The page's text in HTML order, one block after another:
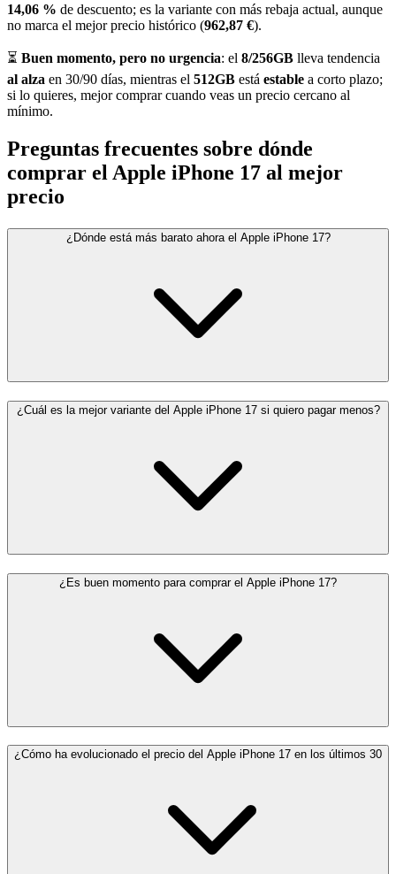
14,06 % de descuento; es la variante con más rebaja actual, aunque
no marca el mejor precio histórico (962,87 €).
⏳ Buen momento, pero no urgencia: el 8/256GB lleva tendencia
al alza en 30/90 días, mientras el 512GB está estable a corto plazo;
si lo quieres, mejor comprar cuando veas un precio cercano al
mínimo.
Preguntas frecuentes sobre dónde
comprar el Apple iPhone 17 al mejor
precio
¿Dónde está más barato ahora el Apple iPhone 17?
¿Cuál es la mejor variante del Apple iPhone 17 si quiero pagar menos?
¿Es buen momento para comprar el Apple iPhone 17?
¿Cómo ha evolucionado el precio del Apple iPhone 17 en los últimos 30